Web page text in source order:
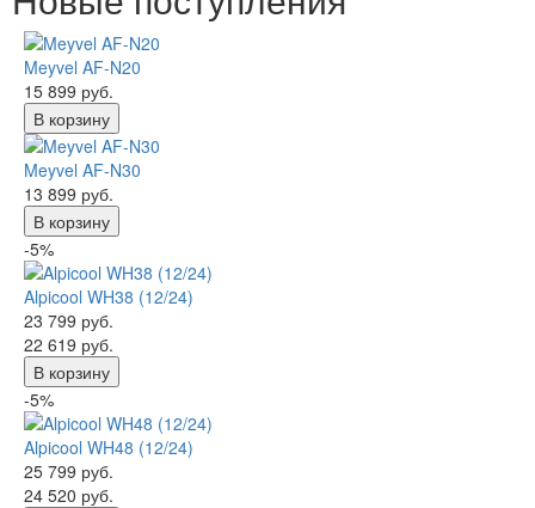
Meyvel AF-N20
15 899 руб.
В корзину
Meyvel AF-N30
13 899 руб.
В корзину
-5%
Alpicool WH38 (12/24)
23 799 руб.
22 619 руб.
В корзину
-5%
Alpicool WH48 (12/24)
25 799 руб.
24 520 руб.